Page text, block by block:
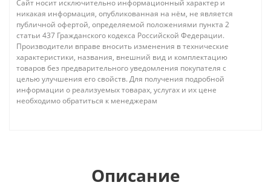
Сайт носит исключительно информационный характер и
никакая информация, опубликованная на нём, не является
публичной офертой, определяемой положениями пункта 2
статьи 437 Гражданского кодекса Российской Федерации.
Производители вправе вносить изменения в технические
характеристики, названия, внешний вид и комплектацию
товаров без предварительного уведомления покупателя с
целью улучшения его свойств. Для получения подробной
информации о реализуемых товарах, услугах и их цене
необходимо обратиться к менеджерам
Описание